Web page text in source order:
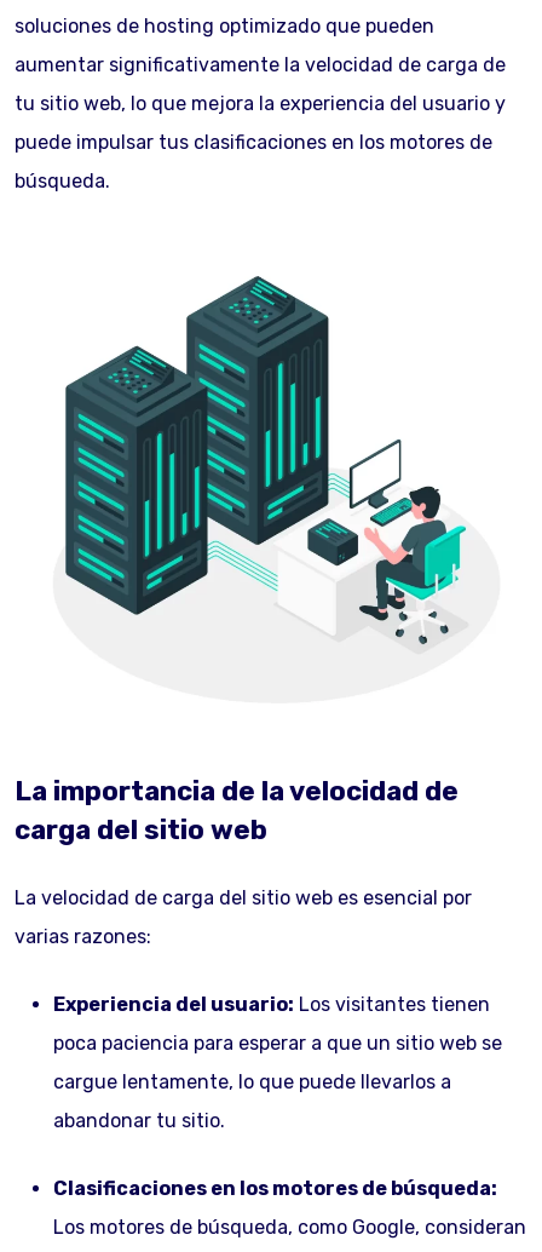
soluciones de hosting optimizado que pueden
aumentar significativamente la velocidad de carga de
tu sitio web, lo que mejora la experiencia del usuario y
puede impulsar tus clasificaciones en los motores de
búsqueda.
La importancia de la velocidad de
carga del sitio web
La velocidad de carga del sitio web es esencial por
varias razones:
Experiencia del usuario: Los visitantes tienen
poca paciencia para esperar a que un sitio web se
cargue lentamente, lo que puede llevarlos a
abandonar tu sitio.
Clasificaciones en los motores de búsqueda:
Los motores de búsqueda, como Google, consideran